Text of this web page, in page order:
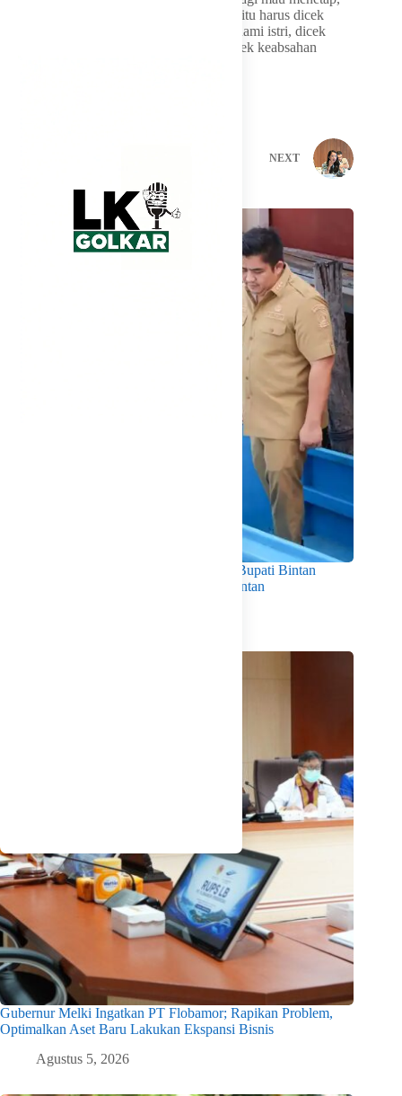
baik itu kos, kontrak, dan lain sebagainya, itu harus dicek
keabsahan identitasnya. Kalau mengaku suami istri, dicek
surat nikahnya. Kalau dia sendiri harus dicek keabsahan
NEXT
Related Posts
Dorong Produktivitas dan Kesejahteraan, Bupati Bintan
Serahkan 11 Kapal Ikan untuk Nelayan Bintan
Gubernur Melki Ingatkan PT Flobamor; Rapikan Problem,
Optimalkan Aset Baru Lakukan Ekspansi Bisnis
Agustus 5, 2026